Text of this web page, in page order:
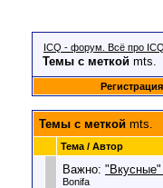
ICQ - форум. Всё про ICQ.
Темы с меткой mts.
Регистрация
Темы с меткой mts.
Тема / Автор
Важно:
Bonifa